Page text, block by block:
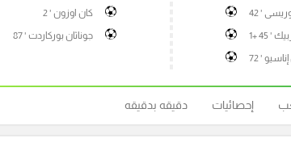
' 42
' 45 +1
' 72
كان اوزون ' 2
جوناثان بوركاردت ' 87
إحصائيات دقيقه بدقيقه